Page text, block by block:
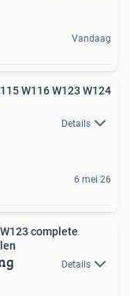
Vandaag
W116 W123 W124
Details
6 mei 26
complete
Details